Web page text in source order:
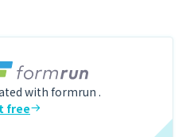
with formrun .
free